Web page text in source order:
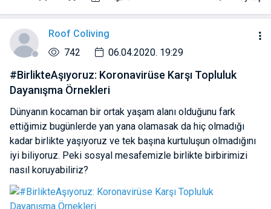
Roof Coliving
742
06.04.2020. 19:29
#BirlikteAşıyoruz: Koronavirüse Karşı Topluluk
Dayanışma Örnekleri
Dünyanın kocaman bir ortak yaşam alanı olduğunu fark
ettiğimiz bugünlerde yan yana olamasak da hiç olmadığı
kadar birlikte yaşıyoruz ve tek başına kurtuluşun olmadığını
iyi biliyoruz. Peki sosyal mesafemizle birlikte birbirimizi
nasıl koruyabiliriz?